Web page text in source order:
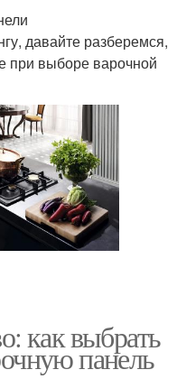
давайте разберемся,
при выборе варочной
как выбрать
панель